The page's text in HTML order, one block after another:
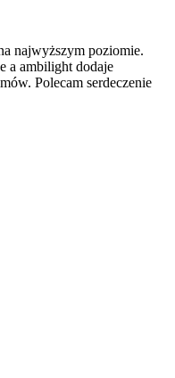
najwyższym poziomie.
a ambilight dodaje
Polecam serdeczenie